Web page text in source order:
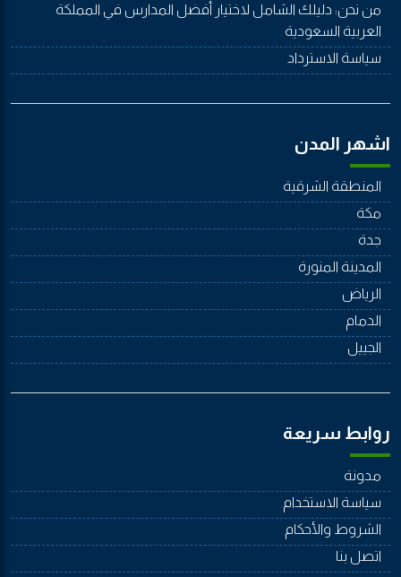
من نحن: دليلك الشامل لاختيار أفضل المدارس في المملكة
العربية السعودية
سياسة الاسترداد
اشهر المدن
المنطقة الشرقية
مكة
جدة
المدينة المنورة
الرياض
الدمام
الجييل
روابط سريعة
مدونة
سياسة الاستخدام
الشروط والأحكام
اتصل بنا